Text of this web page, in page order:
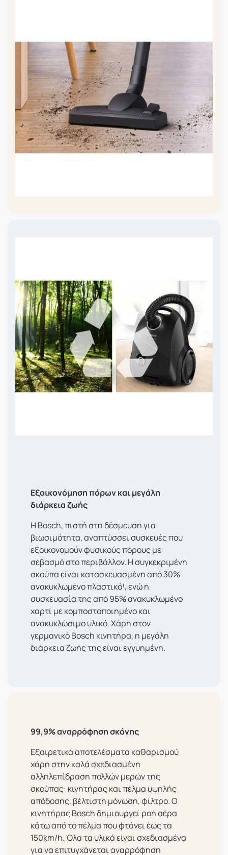
Εξοικονόμηση πόρων και μεγάλη
διάρκεια ζωής
Η Bosch, πιστή στη δέσμευση για
βιωσιμότητα, αναπτύσσει συσκευές που
εξοικονομούν φυσικούς πόρους με
σεβασμό στο περιβάλλον. Η συγκεκριμένη
σκούπα είναι κατασκευασμένη από 30%
ανακυκλωμένο πλαστικό¹, ενώ η
συσκευασία της από 95% ανακυκλωμένο
χαρτί με κομποστοποιημένο και
ανακυκλώσιμο υλικό. Χάρη στον
γερμανικό Bosch κινητήρα, η μεγάλη
διάρκεια ζωής της είναι εγγυημένη.
99,9% αναρρόφηση σκόνης
Εξαιρετικά αποτελέσματα καθαρισμού
χάρη στην καλά σχεδιασμένη
αλληλεπίδραση πολλών μερών της
σκούπας: κινητήρας και πέλμα υψηλής
απόδοσης, βέλτιστη μόνωση, φίλτρο. Ο
κινητήρας Bosch δημιουργεί ροή αέρα
κάτω από το πέλμα που φτάνει έως τα
150km/h. Όλα τα υλικά είναι σχεδιασμένα
για να επιτυγχάνεται αναρρόφηση